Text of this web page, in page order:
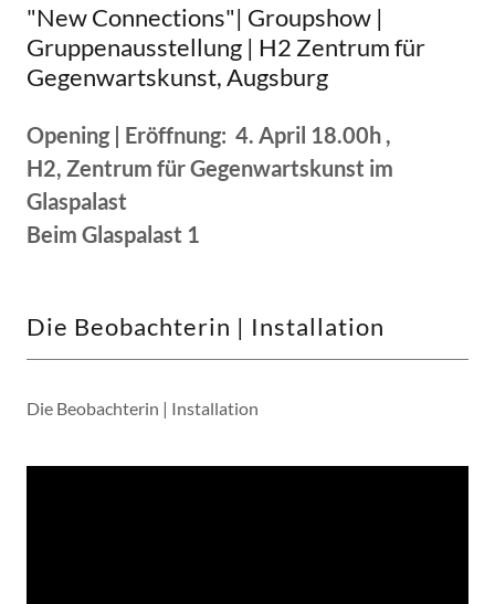
"New Connections"| Groupshow |
Gruppenausstellung | H2 Zentrum für
Gegenwartskunst, Augsburg
Opening | Eröffnung: 4. April 18.00h ,
H2, Zentrum für Gegenwartskunst im
Glaspalast
Beim Glaspalast 1
Die Beobachterin | Installation
Die Beobachterin | Installation